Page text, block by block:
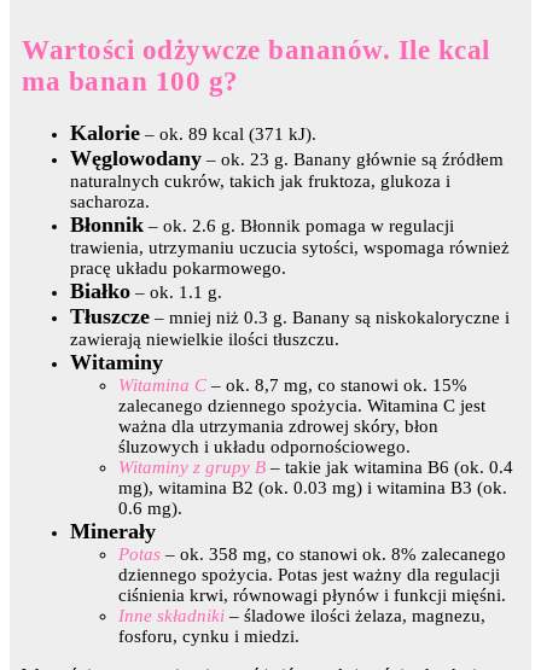
Wartości odżywcze bananów. Ile kcal
ma banan 100 g?
Kalorie – ok. 89 kcal (371 kJ).
Węglowodany – ok. 23 g. Banany głównie są źródłem
naturalnych cukrów, takich jak fruktoza, glukoza i
sacharoza.
Błonnik – ok. 2.6 g. Błonnik pomaga w regulacji
trawienia, utrzymaniu uczucia sytości, wspomaga również
pracę układu pokarmowego.
Białko – ok. 1.1 g.
Tłuszcze – mniej niż 0.3 g. Banany są niskokaloryczne i
zawierają niewielkie ilości tłuszczu.
Witaminy
Witamina C – ok. 8,7 mg, co stanowi ok. 15%
zalecanego dziennego spożycia. Witamina C jest
ważna dla utrzymania zdrowej skóry, błon
śluzowych i układu odpornościowego.
Witaminy z grupy B – takie jak witamina B6 (ok. 0.4
mg), witamina B2 (ok. 0.03 mg) i witamina B3 (ok.
0.6 mg).
Minerały
Potas – ok. 358 mg, co stanowi ok. 8% zalecanego
dziennego spożycia. Potas jest ważny dla regulacji
ciśnienia krwi, równowagi płynów i funkcji mięśni.
Inne składniki – śladowe ilości żelaza, magnezu,
fosforu, cynku i miedzi.